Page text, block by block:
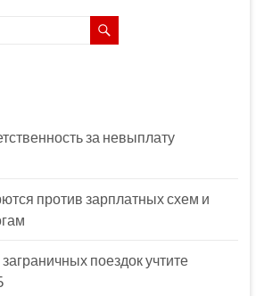
за невыплату
против зарплатных схем и
поездок учтите